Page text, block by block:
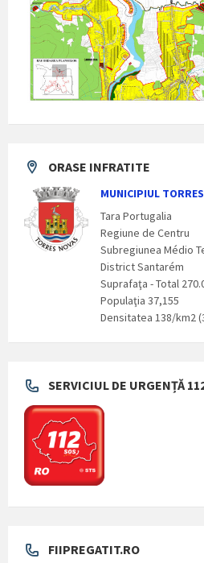
ORASE INFRATITE
MUNICIPIUL
Tara Portugalia
Regiune de Centru
Subregiunea Médio
District Santarém
Suprafaţa - Total
Populaţia 37,155
Densitatea 138/km2
SERVICIUL DE URGENȚĂ
FIIPREGATIT.RO